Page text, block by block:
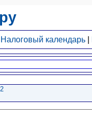
Налоговый календарь